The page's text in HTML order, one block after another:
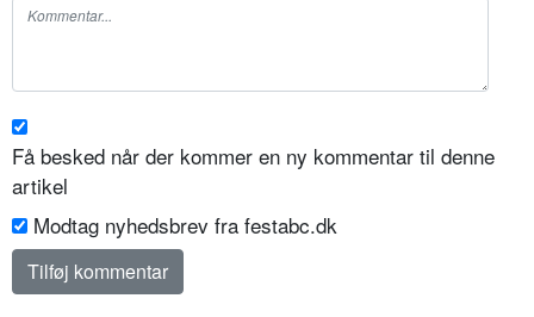
Få besked når der kommer en ny kommentar til denne
artikel
Modtag nyhedsbrev fra festabc.dk